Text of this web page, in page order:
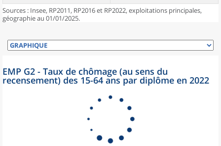
Sources : Insee, RP2011, RP2016 et RP2022, exploitations principales,
géographie au 01/01/2025.
EMP G2 - Taux de chômage (au sens du
recensement) des 15-64 ans par diplôme en 2022